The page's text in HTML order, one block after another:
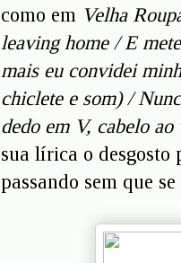
como em Velha
leaving home / E
mais eu convidei
chiclete e som) /
dedo em V, cabelo
sua lírica o desgosto
passando sem que